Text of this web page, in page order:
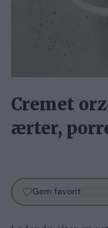
Cremet
ærter,
Gem favorit